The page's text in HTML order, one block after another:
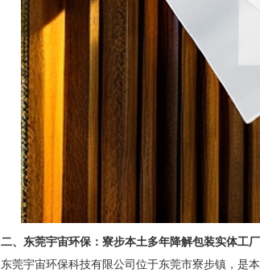
二、东莞宇宙环保：寮步本土多年降解包装实体工厂
东莞宇宙环保科技有限公司位于东莞市寮步镇，是